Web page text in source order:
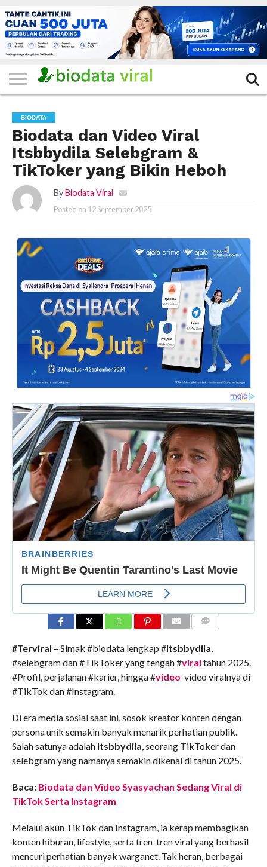
HOME
FILTER
KATEGORI
IKLAN
GRATIS
TERVIRAL
TRADING
KOMUNITAS
BERITA
BISNIS
LAINNYA
BIODATA
Biodata dan Video Viral
Itsbbydila Selebgram &
TikToker yang Bikin Heboh
By Biodata Viral
Posted on 12 September 2025
#Terviral – Simak #biodata lengkap #Itsbbydila,
#selebgram dan #TikToker yang tengah #viral tahun 2025.
#Profil, perjalanan #karier, hingga #video-video viralnya di
#TikTok dan #Instagram.
Di era media sosial saat ini, sosok kreator konten dengan
persona unik semakin banyak menarik perhatian publik.
Salah satunya adalah Itsbbydila, seorang TikToker dan
selebgram yang namanya semakin dikenal di tahun 2025.
Baca: Biodata dan Video Syasyachan Sedang Viral di
TikTok Serta Instagram
Melalui akun TikTok dan Instagram, ia kerap membagikan
konten hiburan, lifestyle, serta tren-tren viral yang berhasil
mencuri perhatian banyak warganet. Tak heran, berbagai